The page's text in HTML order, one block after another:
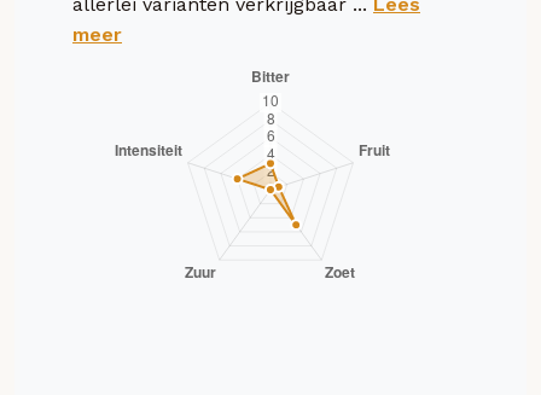
allerlei varianten verkrijgbaar ... Lees
meer